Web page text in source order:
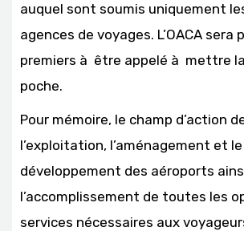
auquel sont soumis uniquement
agences de voyages. L’OACA sera
premiers à être appelé à mettre
poche.
Pour mémoire, le champ d’action
l’exploitation, l’aménagement et le
développement des aéroports
l’accomplissement de toutes les
services nécessaires aux